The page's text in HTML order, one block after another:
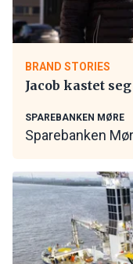
BRAND STORIES
Jacob kastet
SPAREBANKEN MØRE
Sparebanken